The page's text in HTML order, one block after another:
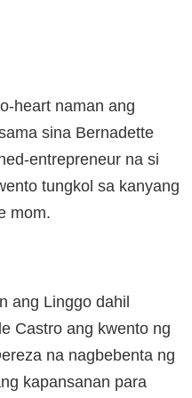
heart naman ang
sina Bernadette
entrepreneur na si
tungkol sa kanyang
mom.
ang Linggo dahil
Castro ang kwento ng
na nagbebenta ng
kapansanan para